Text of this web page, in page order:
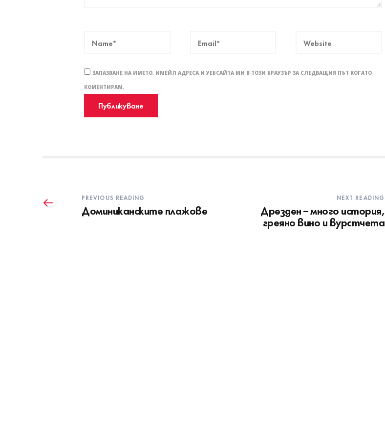
ЗАПАЗВАНЕ НА ИМЕТО, ИМЕЙЛ АДРЕСА И УЕБСАЙТА МИ В ТОЗИ БРАУЗЪР ЗА СЛЕДВАЩИЯ ПЪТ КОГАТО
КОМЕНТИРАМ.
PREVIOUS READING
Доминиканските плажове
NEXT READING
Дрезден – много история,
греяно вино и вурстчета